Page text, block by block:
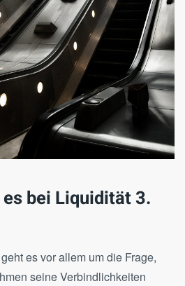
bei Liquidität 3.
es vor allem um die Frage,
seine Verbindlichkeiten